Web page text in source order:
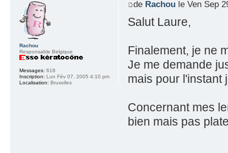
de Rachoule Ven Sep
Salut Laure,
Finalement, je ne
Je me demande
mais pour l'instant
Concernant mes
bien mais pas
Rachou
Responsable Belgique
Messages: 618
Inscription: Lun Fév 07, 2005 4:10 pm
Localisation: Bruxelles